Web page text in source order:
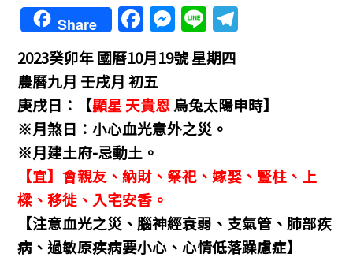
Share F
a
c
e
b
o
o
k
M
e
ss
e
n
g
er
Li
n
e
gr
a
2023癸卯年 國曆10月19號 星期四
農曆九月 壬戌月 初五
庚戌日：【顯星 天貴恩烏兔太陽申時】
※月煞日：小心血光意外之災。
※月建土府-忌動土。
【宜】會親友、納財、祭祀、嫁娶、豎柱、上
樑、移徙、入宅安香。
【注意血光之災、腦神經衰弱、支氣管、肺部疾
病、過敏原疾病要小心、心情低落躁慮症】